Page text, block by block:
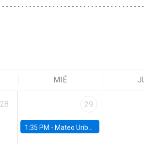
MIÉ
28 29
1:35 PM - Mateo Uribe-Castro, Universidad de los Andes (Colombia)